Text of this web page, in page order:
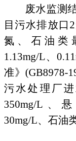
废水监测
目污水排放口
氮、石油类
1.13mg/L、
准》(GB8978-
污水处理厂
350mg/L、
30mg/L、石油